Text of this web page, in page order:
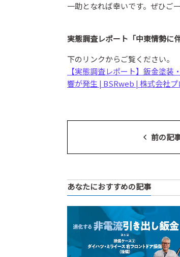
一助となれば幸いです。ぜひご
実態調査レポート「中東情勢に
下のリンクからご覧ください。
【実態調査レポート】鈑金塗
響が発生 | BSRweb | 株式会社
前の記
あなたにおすすめの記事